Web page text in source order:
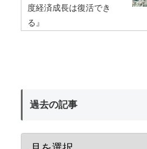
度経済成長は復活でき
る』
過去の記事